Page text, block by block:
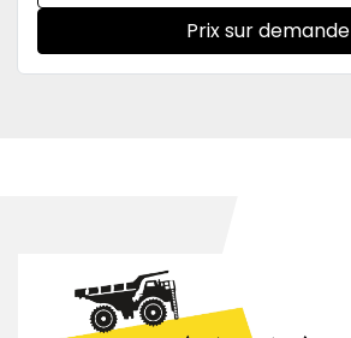
Prix sur demande